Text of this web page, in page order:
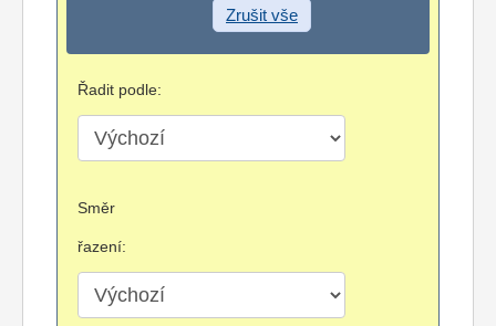
Zrušit vše
Řadit podle:
Směr
řazení: